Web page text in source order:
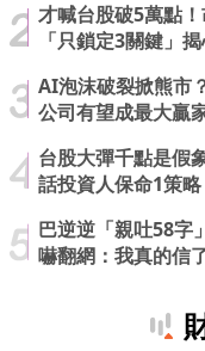
才喊台股破5萬點
「只鎖定3關鍵」
AI泡沫破裂掀熊市
公司有望成最大贏
台股大彈千點是假
話投資人保命1策略
巴逆逆「親吐58字
嚇翻網：我真的信